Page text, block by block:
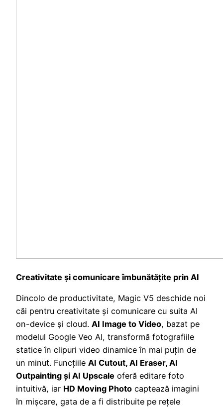
Creativitate și comunicare îmbunătățite prin AI
Dincolo de productivitate, Magic V5 deschide noi
căi pentru creativitate și comunicare cu suita AI
on-device și cloud. AI Image to Video, bazat pe
modelul Google Veo AI, transformă fotografiile
statice în clipuri video dinamice în mai puțin de
un minut. Funcțiile AI Cutout, AI Eraser, AI
Outpainting și AI Upscale oferă editare foto
intuitivă, iar HD Moving Photo captează imagini
în mișcare, gata de a fi distribuite pe rețele